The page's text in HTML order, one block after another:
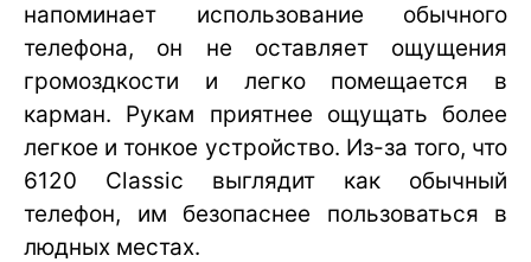
напоминает использование обычного
телефона, он не оставляет ощущения
громоздкости и легко помещается в
карман. Рукам приятнее ощущать более
легкое и тонкое устройство. Из-за того, что
6120 Classic выглядит как обычный
телефон, им безопаснее пользоваться в
людных местах.